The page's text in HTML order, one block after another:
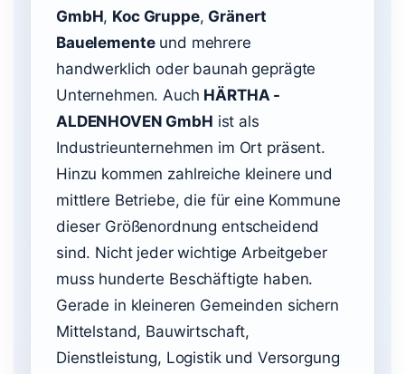
GmbH, Koc Gruppe, Gränert
Bauelementeund mehrere
handwerklich oder baunah geprägte
Unternehmen. Auch HÄRTHA -
ALDENHOVEN GmbH ist als
Industrieunternehmen im Ort präsent.
Hinzu kommen zahlreiche kleinere und
mittlere Betriebe, die für eine Kommune
dieser Größenordnung entscheidend
sind. Nicht jeder wichtige Arbeitgeber
muss hunderte Beschäftigte haben.
Gerade in kleineren Gemeinden sichern
Mittelstand, Bauwirtschaft,
Dienstleistung, Logistik und Versorgung